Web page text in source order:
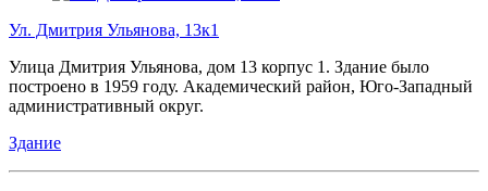
Ул. Дмитрия Ульянова, 13к1
Улица Дмитрия Ульянова, дом 13 корпус 1. Здание было
построено в 1959 году. Академический район, Юго-Западный
административный округ.
Здание